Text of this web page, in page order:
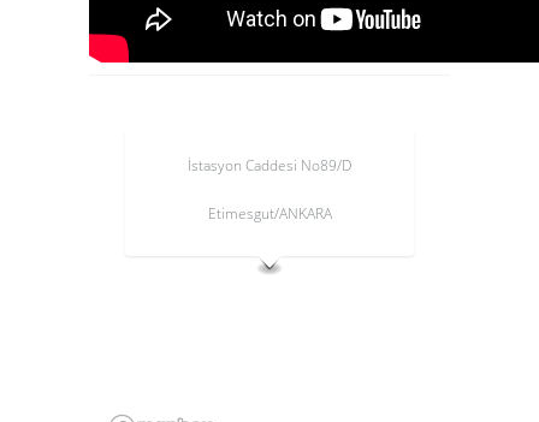
İstasyon Caddesi No89/D
Etimesgut/ANKARA